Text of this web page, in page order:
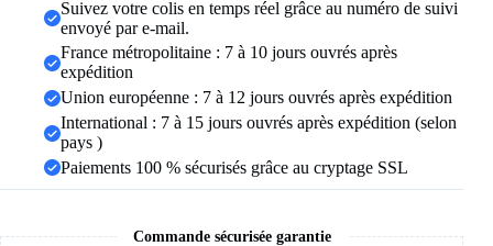
Streetwear
Suivez votre colis en temps réel grâce au numéro de suivi
envoyé par e-mail.
France métropolitaine : 7 à 10 jours ouvrés après
expédition
Union européenne : 7 à 12 jours ouvrés après expédition
International : 7 à 15 jours ouvrés après expédition (selon
pays )
Paiements 100 % sécurisés grâce au cryptage SSL
Commande sécurisée garantie